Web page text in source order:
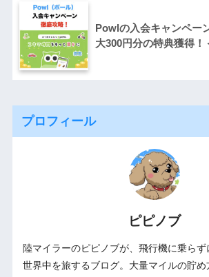
Powlの入会キャンペー
大300円分の特典獲得！
プロフィール
ピピノブ
陸マイラーのピピノブが、飛行機に乗ら
世界中を旅するブログ。大量マイルの貯め